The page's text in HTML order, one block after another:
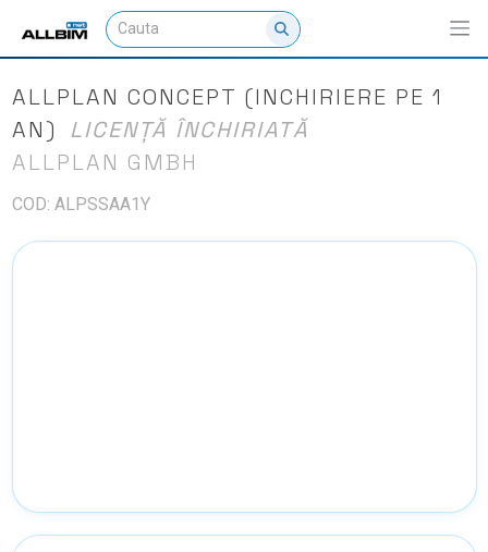
ALLPLAN CONCEPT (INCHIRIERE PE 1
AN)
LICENȚĂ ÎNCHIRIATĂ
ALLPLAN GMBH
COD: ALPSSAA1Y